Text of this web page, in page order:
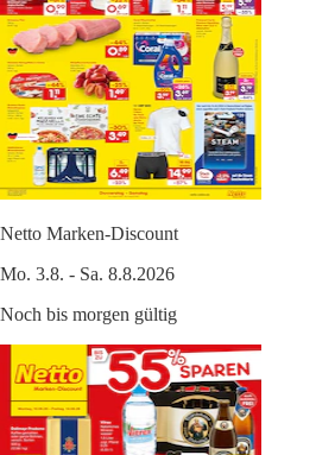
Netto Marken-Discount
Mo. 3.8. - Sa. 8.8.2026
Noch bis morgen gültig